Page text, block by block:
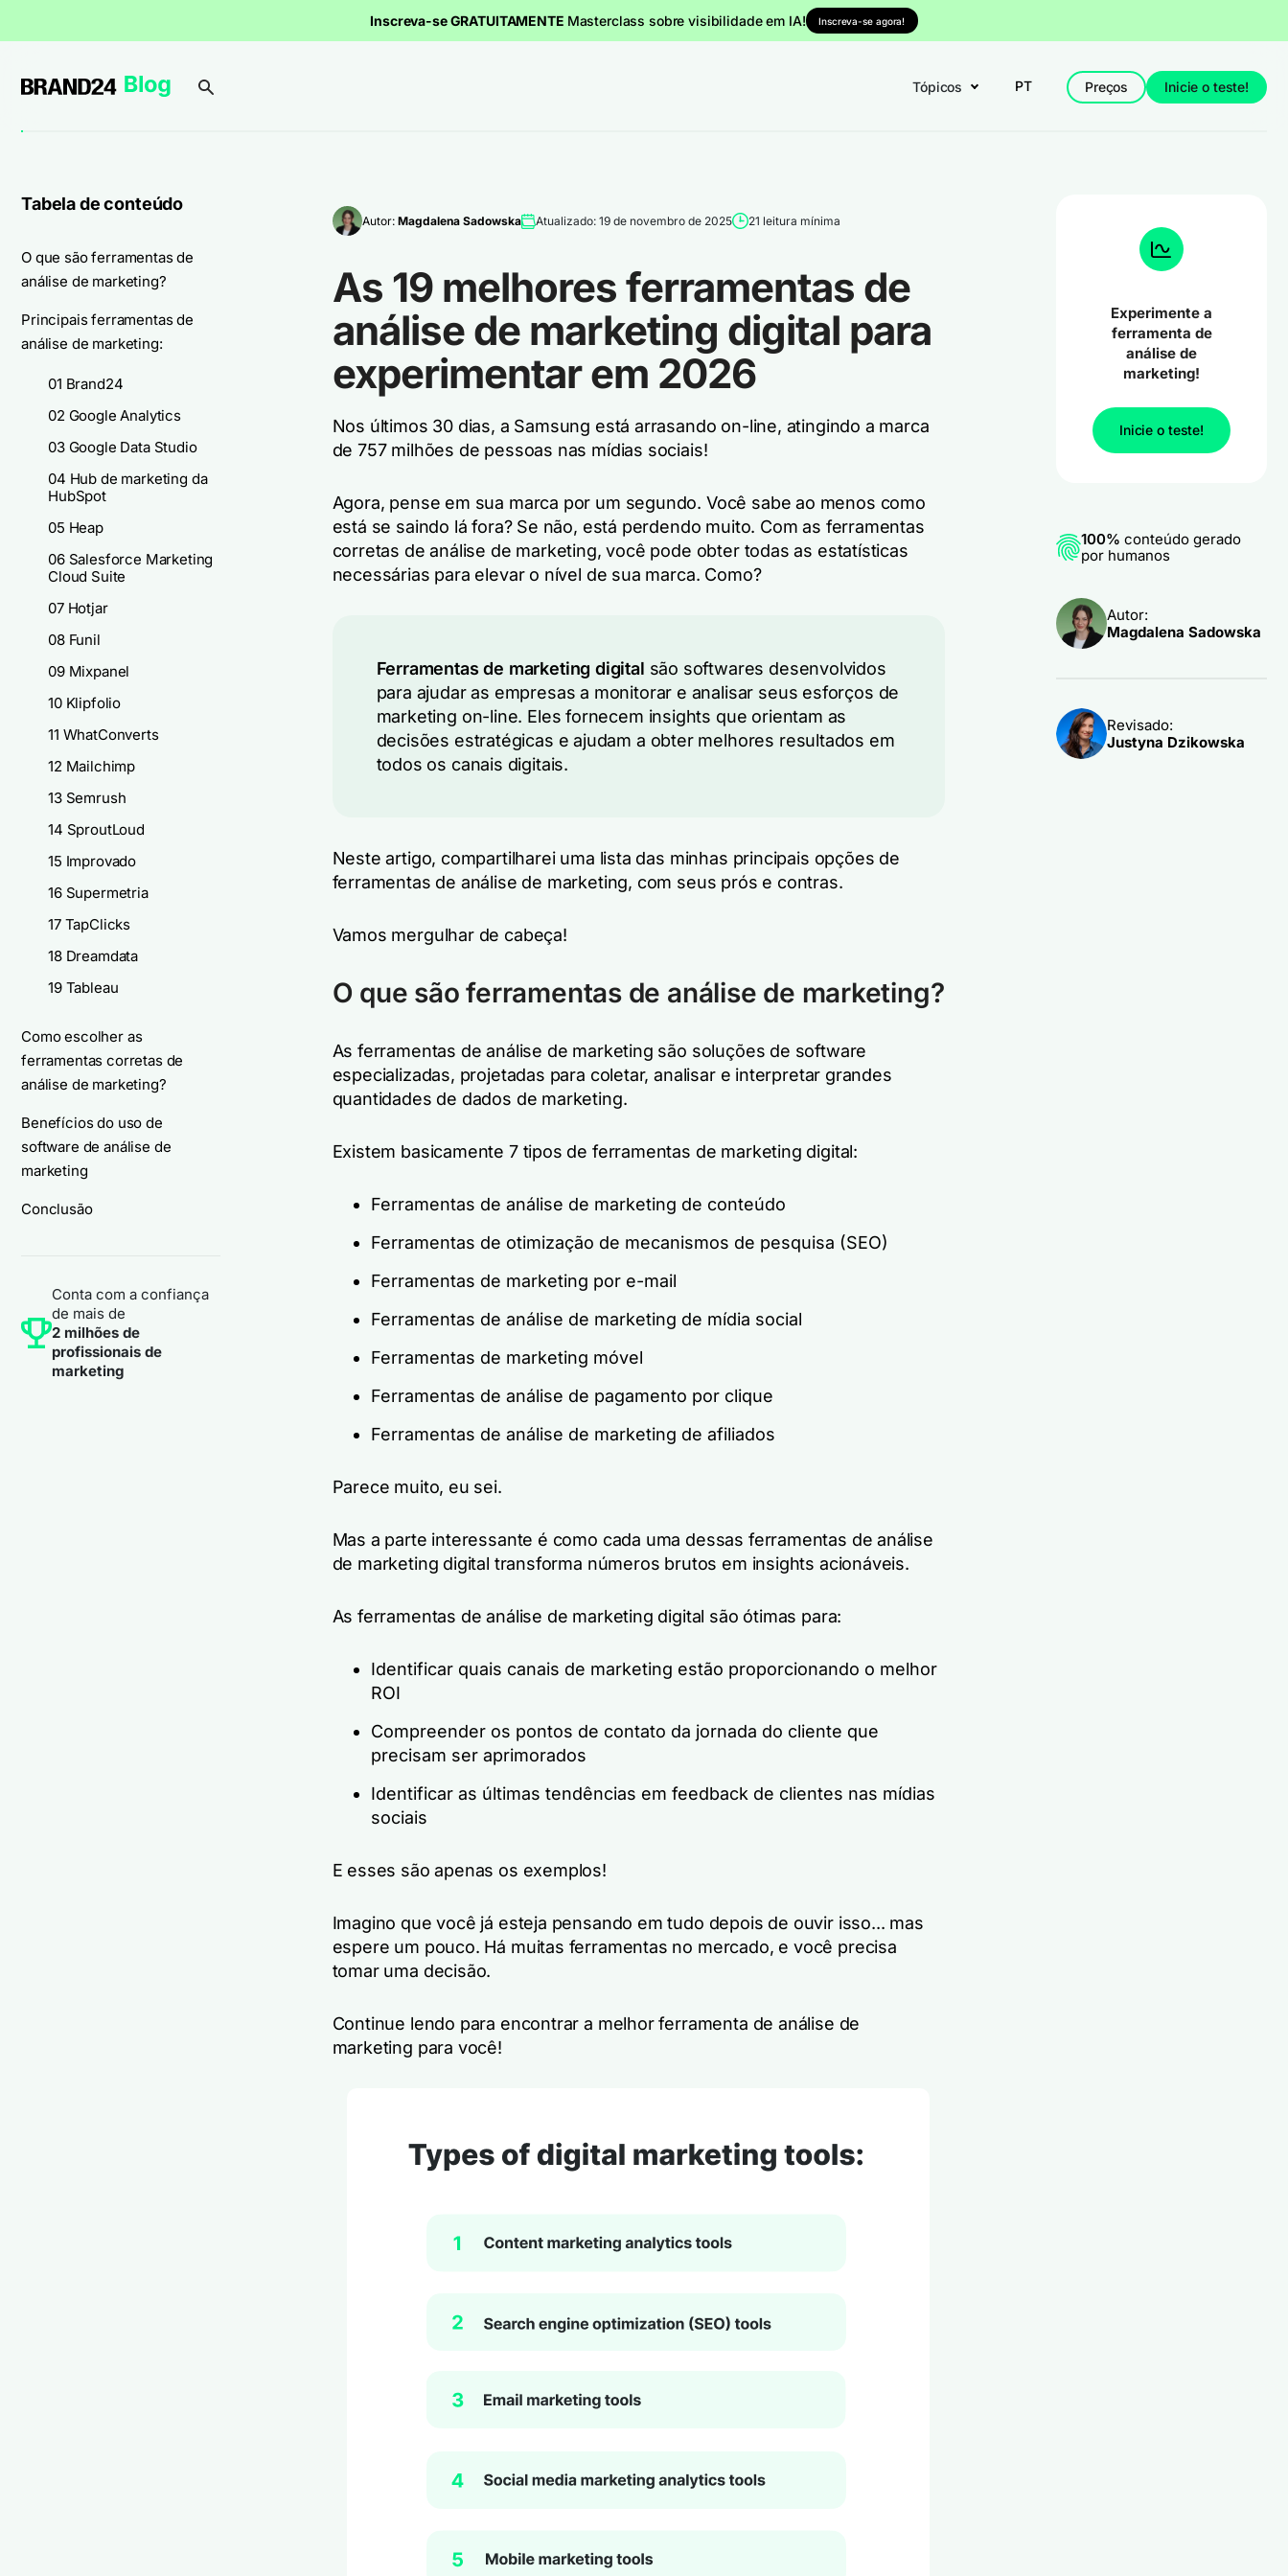
Inscreva-se GRATUITAMENTE Masterclass sobre visibilidade em IA! Inscreva-se agora!
Tópicos PT Preços Inicie o teste!
Tabela de conteúdo
O que são ferramentas de
análise de marketing?
Principais ferramentas de
análise de marketing:
01 Brand24
02 Google Analytics
03 Google Data Studio
04 Hub de marketing da
HubSpot
05 Heap
06 Salesforce Marketing
Cloud Suite
07 Hotjar
08 Funil
09 Mixpanel
10 Klipfolio
11 WhatConverts
12 Mailchimp
13 Semrush
14 SproutLoud
15 Improvado
16 Supermetria
17 TapClicks
18 Dreamdata
19 Tableau
Como escolher as
ferramentas corretas de
análise de marketing?
Benefícios do uso de
software de análise de
marketing
Conclusão
Conta com a confiança
de mais de
2 milhões de
profissionais de
marketing
Autor: Magdalena Sadowska Atualizado: 19 de novembro de 2025 21 leitura mínima
As 19 melhores ferramentas de
análise de marketing digital para
experimentar em 2026
Nos últimos 30 dias, a Samsung está arrasando on-line, atingindo a marca
de 757 milhões de pessoas nas mídias sociais!
Agora, pense em sua marca por um segundo. Você sabe ao menos como
está se saindo lá fora? Se não, está perdendo muito. Com as ferramentas
corretas de análise de marketing, você pode obter todas as estatísticas
necessárias para elevar o nível de sua marca. Como?
Ferramentas de marketing digital são softwares desenvolvidos
para ajudar as empresas a monitorar e analisar seus esforços de
marketing on-line. Eles fornecem insights que orientam as
decisões estratégicas e ajudam a obter melhores resultados em
todos os canais digitais.
Neste artigo, compartilharei uma lista das minhas principais opções de
ferramentas de análise de marketing, com seus prós e contras.
Vamos mergulhar de cabeça!
O que são ferramentas de análise de marketing?
As ferramentas de análise de marketing são soluções de software
especializadas, projetadas para coletar, analisar e interpretar grandes
quantidades de dados de marketing.
Existem basicamente 7 tipos de ferramentas de marketing digital:
Ferramentas de análise de marketing de conteúdo
Ferramentas de otimização de mecanismos de pesquisa (SEO)
Ferramentas de marketing por e-mail
Ferramentas de análise de marketing de mídia social
Ferramentas de marketing móvel
Ferramentas de análise de pagamento por clique
Ferramentas de análise de marketing de afiliados
Parece muito, eu sei.
Mas a parte interessante é como cada uma dessas ferramentas de análise
de marketing digital transforma números brutos em insights acionáveis.
As ferramentas de análise de marketing digital são ótimas para:
Identificar quais canais de marketing estão proporcionando o melhor
ROI
Compreender os pontos de contato da jornada do cliente que
precisam ser aprimorados
Identificar as últimas tendências em feedback de clientes nas mídias
sociais
E esses são apenas os exemplos!
Imagino que você já esteja pensando em tudo depois de ouvir isso... mas
espere um pouco. Há muitas ferramentas no mercado, e você precisa
tomar uma decisão.
Continue lendo para encontrar a melhor ferramenta de análise de
marketing para você!
Experimente a
ferramenta de
análise de
marketing!
Inicie o teste!
100% conteúdo gerado
por humanos
Autor:
Magdalena Sadowska
Revisado:
Justyna Dzikowska